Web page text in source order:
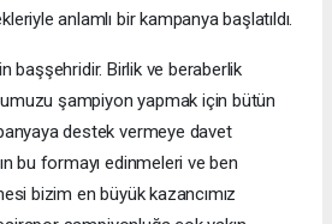
anlamlı bir kampanya başlatıldı.
başşehridir. Birlik ve beraberlik
şampiyon yapmak için bütün
destek vermeye davet
bu formayı edinmeleri ve ben
bizim en büyük kazancımız